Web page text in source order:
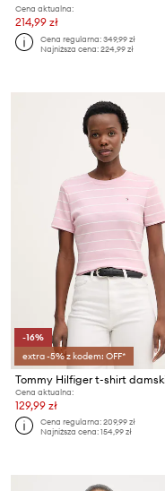
Cena aktualna:
214,99 zł
Cena regularna:349,99 zł
Najniższa cena:224,99 zł
-16%
extra -5% z kodem: OFF*
Cena aktualna:
129,99 zł
Cena regularna:209,99 zł
Najniższa cena:154,99 zł